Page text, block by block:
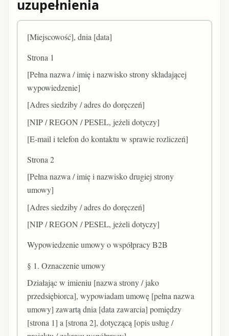
uzupełnienia
[Miejscowość], dnia [data]
Strona 1
[Pełna nazwa / imię i nazwisko strony składającej
wypowiedzenie]
[Adres siedziby / adres do doręczeń]
[NIP / REGON / PESEL, jeżeli dotyczy]
[E-mail i telefon do kontaktu w sprawie rozliczeń]
Strona 2
[Pełna nazwa / imię i nazwisko drugiej strony
umowy]
[Adres siedziby / adres do doręczeń]
[NIP / REGON / PESEL, jeżeli dotyczy]
Wypowiedzenie umowy o współpracy B2B
§ 1. Oznaczenie umowy
Działając w imieniu [nazwa strony / jako
przedsiębiorca], wypowiadam umowę [pełna nazwa
umowy] zawartą dnia [data zawarcia] pomiędzy
[strona 1] a [strona 2], dotyczącą [opis usług /